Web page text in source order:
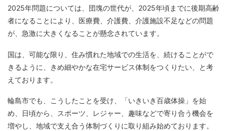
2025年問題については、団塊の世代が、2025年頃までに後期高齢
者になることにより、医療費、介護費、介護施設不足などの問題
が、急激に大きくなることが懸念されています。
国は、可能な限り、住み慣れた地域での生活を、続けることがで
きるように、きめ細やかな在宅サービス体制をつくりたい、と考
えております。
輪島市でも、こうしたことを受け、「いきいき百歳体操」を始
め、日頃から、スポーツ、レジャー、趣味などで寄り合う機会を
増やし、地域で支え合う体制づくりに取り組み始めております。